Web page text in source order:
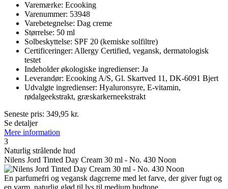
Varemærke: Ecooking
Varenummer: 53948
Varebetegnelse: Dag creme
Størrelse: 50 ml
Solbeskyttelse: SPF 20 (kemiske solfiltre)
Certificeringer: Allergy Certified, vegansk, dermatologisk
testet
Indeholder økologiske ingredienser: Ja
Leverandør: Ecooking A/S, Gl. Skartved 11, DK-6091 Bjert
Udvalgte ingredienser: Hyaluronsyre, E-vitamin,
rødalgeekstrakt, græskarkerneekstrakt
Seneste pris: 349,95 kr.
Se detaljer
Mere information
3
Naturlig strålende hud
Nilens Jord Tinted Day Cream 30 ml - No. 430 Noon
En parfumefri og vegansk dagcreme med let farve, der giver fugt og